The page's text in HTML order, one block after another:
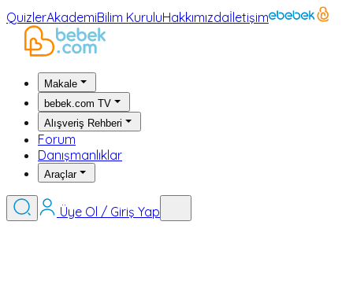
QuizlerAkademiBilim KuruluHakkımızdaİletişim
Makale
bebek.com TV
Alışveriş Rehberi
Forum
Danışmanlıklar
Araçlar
Üye Ol / Giriş Yap